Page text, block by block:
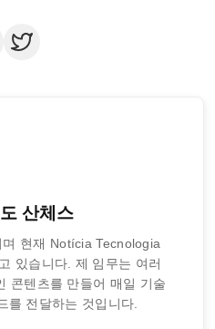
산체스
현재 Notícia Tecnologia
있습니다. 제 임무는 여러
콘텐츠를 만들어 매일 기술
를 전달하는 것입니다.